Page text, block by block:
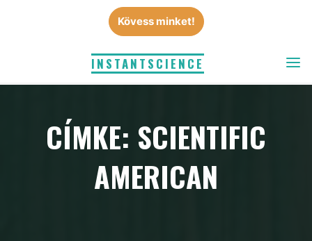
INSTANTSCIENCE
Kövess minket!
CÍMKE: SCIENTIFIC
AMERICAN